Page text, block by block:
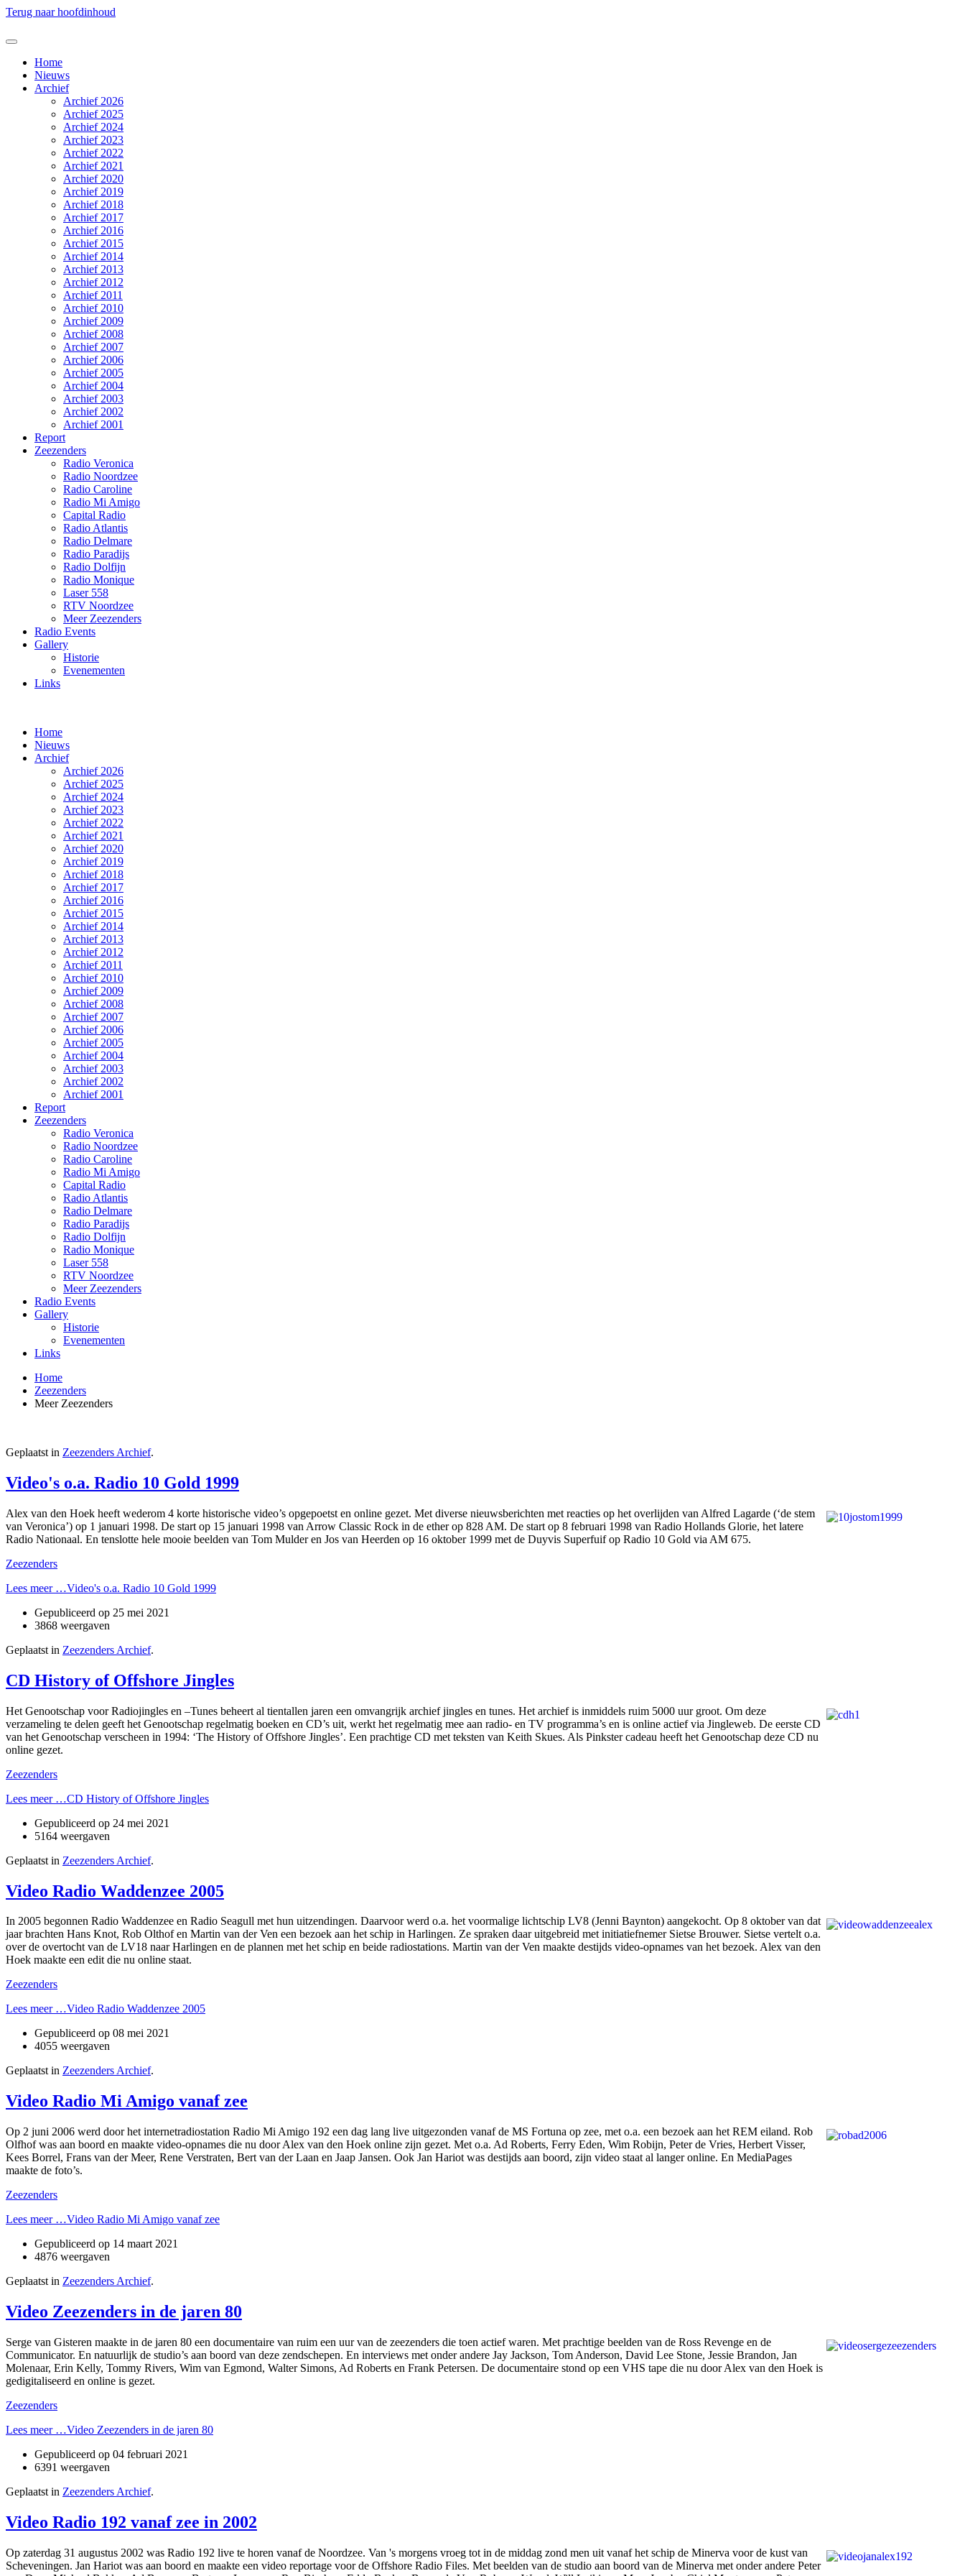
Terug naar hoofdinhoud
Home
Nieuws
Archief
Archief 2026
Archief 2025
Archief 2024
Archief 2023
Archief 2022
Archief 2021
Archief 2020
Archief 2019
Archief 2018
Archief 2017
Archief 2016
Archief 2015
Archief 2014
Archief 2013
Archief 2012
Archief 2011
Archief 2010
Archief 2009
Archief 2008
Archief 2007
Archief 2006
Archief 2005
Archief 2004
Archief 2003
Archief 2002
Archief 2001
Report
Zeezenders
Radio Veronica
Radio Noordzee
Radio Caroline
Radio Mi Amigo
Capital Radio
Radio Atlantis
Radio Delmare
Radio Paradijs
Radio Dolfijn
Radio Monique
Laser 558
RTV Noordzee
Meer Zeezenders
Radio Events
Gallery
Historie
Evenementen
Links
Home
Nieuws
Archief
Archief 2026
Archief 2025
Archief 2024
Archief 2023
Archief 2022
Archief 2021
Archief 2020
Archief 2019
Archief 2018
Archief 2017
Archief 2016
Archief 2015
Archief 2014
Archief 2013
Archief 2012
Archief 2011
Archief 2010
Archief 2009
Archief 2008
Archief 2007
Archief 2006
Archief 2005
Archief 2004
Archief 2003
Archief 2002
Archief 2001
Report
Zeezenders
Radio Veronica
Radio Noordzee
Radio Caroline
Radio Mi Amigo
Capital Radio
Radio Atlantis
Radio Delmare
Radio Paradijs
Radio Dolfijn
Radio Monique
Laser 558
RTV Noordzee
Meer Zeezenders
Radio Events
Gallery
Historie
Evenementen
Links
Home
Zeezenders
Meer Zeezenders
Geplaatst in Zeezenders Archief.
Video's o.a. Radio 10 Gold 1999
Alex van den Hoek heeft wederom 4 korte historische video’s opgepoetst en online gezet. Met diverse nieuwsberichten met reacties op het overlijden van Alfred Lagarde (‘de stem
van Veronica’) op 1 januari 1998. De start op 15 januari 1998 van Arrow Classic Rock in de ether op 828 AM. De start op 8 februari 1998 van Radio Hollands Glorie, het latere
Radio Nationaal. En tenslotte hele mooie beelden van Tom Mulder en Jos van Heerden op 16 oktober 1999 met de Duyvis Superfuif op Radio 10 Gold via AM 675.
Zeezenders
Lees meer …Video's o.a. Radio 10 Gold 1999
Gepubliceerd op 25 mei 2021
3868 weergaven
Geplaatst in Zeezenders Archief.
CD History of Offshore Jingles
Het Genootschap voor Radiojingles en –Tunes beheert al tientallen jaren een omvangrijk archief jingles en tunes. Het archief is inmiddels ruim 5000 uur groot. Om deze
verzameling te delen geeft het Genootschap regelmatig boeken en CD’s uit, werkt het regelmatig mee aan radio- en TV programma’s en is online actief via Jingleweb. De eerste CD
van het Genootschap verscheen in 1994: ‘The History of Offshore Jingles’. Een prachtige CD met teksten van Keith Skues. Als Pinkster cadeau heeft het Genootschap deze CD nu
online gezet.
Zeezenders
Lees meer …CD History of Offshore Jingles
Gepubliceerd op 24 mei 2021
5164 weergaven
Geplaatst in Zeezenders Archief.
Video Radio Waddenzee 2005
In 2005 begonnen Radio Waddenzee en Radio Seagull met hun uitzendingen. Daarvoor werd o.a. het voormalige lichtschip LV8 (Jenni Baynton) aangekocht. Op 8 oktober van dat
jaar brachten Hans Knot, Rob Olthof en Martin van der Ven een bezoek aan het schip in Harlingen. Ze spraken daar uitgebreid met initiatiefnemer Sietse Brouwer. Sietse vertelt o.a.
over de overtocht van de LV18 naar Harlingen en de plannen met het schip en beide radiostations. Martin van der Ven maakte destijds video-opnames van het bezoek. Alex van den
Hoek maakte een edit die nu online staat.
Zeezenders
Lees meer …Video Radio Waddenzee 2005
Gepubliceerd op 08 mei 2021
4055 weergaven
Geplaatst in Zeezenders Archief.
Video Radio Mi Amigo vanaf zee
Op 2 juni 2006 werd door het internetradiostation Radio Mi Amigo 192 een dag lang live uitgezonden vanaf de MS Fortuna op zee, met o.a. een bezoek aan het REM eiland. Rob
Olfhof was aan boord en maakte video-opnames die nu door Alex van den Hoek online zijn gezet. Met o.a. Ad Roberts, Ferry Eden, Wim Robijn, Peter de Vries, Herbert Visser,
Kees Borrel, Frans van der Meer, Rene Verstraten, Bert van der Laan en Jaap Jansen. Ook Jan Hariot was destijds aan boord, zijn video staat al langer online. En MediaPages
maakte de foto’s.
Zeezenders
Lees meer …Video Radio Mi Amigo vanaf zee
Gepubliceerd op 14 maart 2021
4876 weergaven
Geplaatst in Zeezenders Archief.
Video Zeezenders in de jaren 80
Serge van Gisteren maakte in de jaren 80 een documentaire van ruim een uur van de zeezenders die toen actief waren. Met prachtige beelden van de Ross Revenge en de
Communicator. En natuurlijk de studio’s aan boord van deze zendschepen. En interviews met onder andere Jay Jackson, Tom Anderson, David Lee Stone, Jessie Brandon, Jan
Molenaar, Erin Kelly, Tommy Rivers, Wim van Egmond, Walter Simons, Ad Roberts en Frank Petersen. De documentaire stond op een VHS tape die nu door Alex van den Hoek is
gedigitaliseerd en online is gezet.
Zeezenders
Lees meer …Video Zeezenders in de jaren 80
Gepubliceerd op 04 februari 2021
6391 weergaven
Geplaatst in Zeezenders Archief.
Video Radio 192 vanaf zee in 2002
Op zaterdag 31 augustus 2002 was Radio 192 live te horen vanaf de Noordzee. Van 's morgens vroeg tot in de middag zond men uit vanaf het schip de Minerva voor de kust van
Scheveningen. Jan Hariot was aan boord en maakte een video reportage voor de Offshore Radio Files. Met beelden van de studio aan boord van de Minerva met onder andere Peter